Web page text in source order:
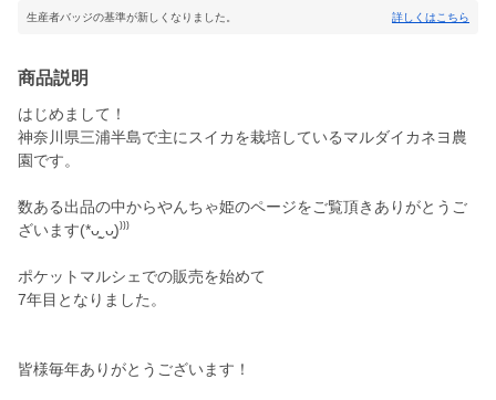
生産者バッジの基準が新しくなりました。 詳しくはこちら
商品説明
はじめまして！
神奈川県三浦半島で主にスイカを栽培しているマルダイカネヨ農
園です。
数ある出品の中からやんちゃ姫のページをご覧頂きありがとうご
ざいます(*ᴗ͈ˬᴗ͈)⁾⁾⁾
ポケットマルシェでの販売を始めて
7年目となりました。
皆様毎年ありがとうございます！